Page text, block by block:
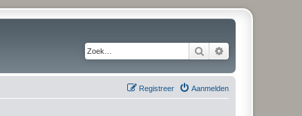
Zoek
Aanmelden
Registreer